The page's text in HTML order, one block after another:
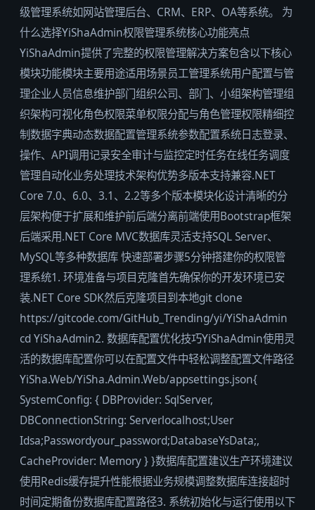
级管理系统如网站管理后台、CRM、ERP、OA等系统。 为
什么选择YiShaAdmin权限管理系统核心功能亮点
YiShaAdmin提供了完整的权限管理解决方案包含以下核心
模块功能模块主要用途适用场景员工管理系统用户配置与管
理企业人员信息维护部门组织公司、部门、小组架构管理组
织架构可视化角色权限菜单权限分配与角色管理权限精细控
制数据字典动态数据配置管理系统参数配置系统日志登录、
操作、API调用记录安全审计与监控定时任务在线任务调度
管理自动化业务处理技术架构优势多版本支持兼容.NET
Core 7.0、6.0、3.1、2.2等多个版本模块化设计清晰的分
层架构便于扩展和维护前后端分离前端使用Bootstrap框架
后端采用.NET Core MVC数据库灵活支持SQL Server、
MySQL等多种数据库 快速部署步骤5分钟搭建你的权限管
理系统1. 环境准备与项目克隆首先确保你的开发环境已安
装.NET Core SDK然后克隆项目到本地git clone
https://gitcode.com/GitHub_Trending/yi/YiShaAdmin
cd YiShaAdmin2. 数据库配置优化技巧YiShaAdmin使用灵
活的数据库配置你可以在配置文件中轻松调整配置文件路径
YiSha.Web/YiSha.Admin.Web/appsettings.json{
SystemConfig: { DBProvider: SqlServer,
DBConnectionString: Serverlocalhost;User
Idsa;Passwordyour_password;DatabaseYsData;,
CacheProvider: Memory } }数据库配置建议生产环境建议
使用Redis缓存提升性能根据业务规模调整数据库连接超时
时间定期备份数据库配置路径3. 系统初始化与运行使用以下